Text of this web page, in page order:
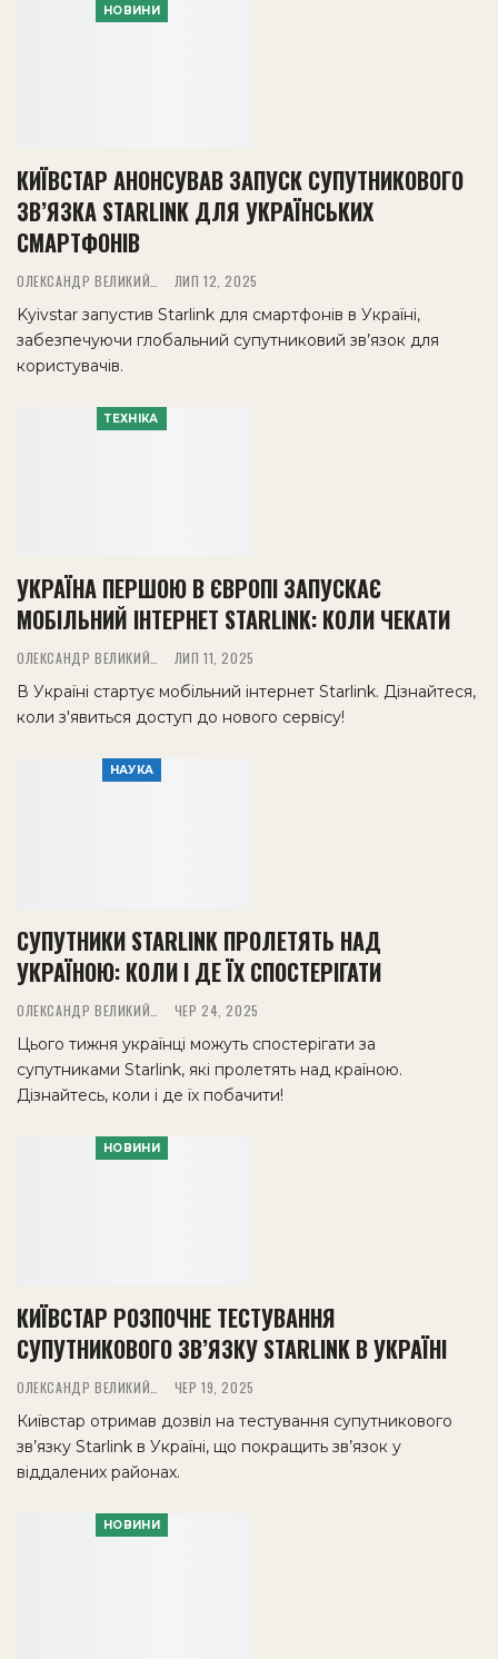
НОВИНИ
КИЇВСТАР АНОНСУВАВ ЗАПУСК СУПУТНИКОВОГО
ЗВ’ЯЗКА STARLINK ДЛЯ УКРАЇНСЬКИХ
СМАРТФОНІВ
ЛИП 12, 2025
Kyivstar запустив Starlink для смартфонів в Україні,
забезпечуючи глобальний супутниковий зв’язок для
користувачів.
ТЕХНІКА
УКРАЇНА ПЕРШОЮ В ЄВРОПІ ЗАПУСКАЄ
МОБІЛЬНИЙ ІНТЕРНЕТ STARLINK: КОЛИ ЧЕКАТИ
ЛИП 11, 2025
В Україні стартує мобільний інтернет Starlink. Дізнайтеся,
коли з'явиться доступ до нового сервісу!
НАУКА
СУПУТНИКИ STARLINK ПРОЛЕТЯТЬ НАД
УКРАЇНОЮ: КОЛИ І ДЕ ЇХ СПОСТЕРІГАТИ
ЧЕР 24, 2025
Цього тижня українці можуть спостерігати за
супутниками Starlink, які пролетять над країною.
Дізнайтесь, коли і де їх побачити!
НОВИНИ
КИЇВСТАР РОЗПОЧНЕ ТЕСТУВАННЯ
СУПУТНИКОВОГО ЗВ’ЯЗКУ STARLINK В УКРАЇНІ
ЧЕР 19, 2025
Київстар отримав дозвіл на тестування супутникового
зв’язку Starlink в Україні, що покращить зв’язок у
віддалених районах.
НОВИНИ